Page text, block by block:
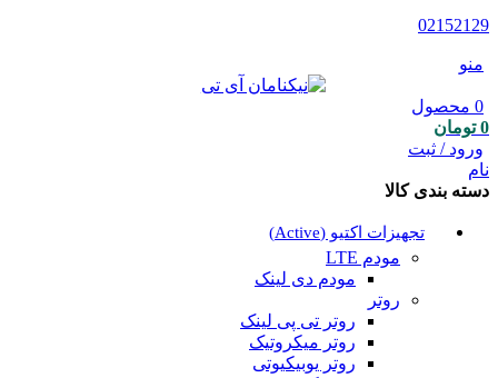
02152129
منو
0 محصول
0 تومان
ورود / ثبت
نام
دسته بندی کالا
تجهیزات اکتیو (Active)
مودم LTE
مودم دی لینک
روتر
روتر تی پی لینک
روتر میکروتیک
روتر یوبیکیوتی